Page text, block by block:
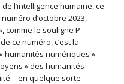
l’intelligence humaine, ce
d’octobre 2023,
comme le souligne P.
ce numéro, c’est la
humanités numériques »
» des humanités
– en quelque sorte